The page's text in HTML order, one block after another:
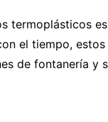
termoplásticos
el tiempo,
de fontanería y